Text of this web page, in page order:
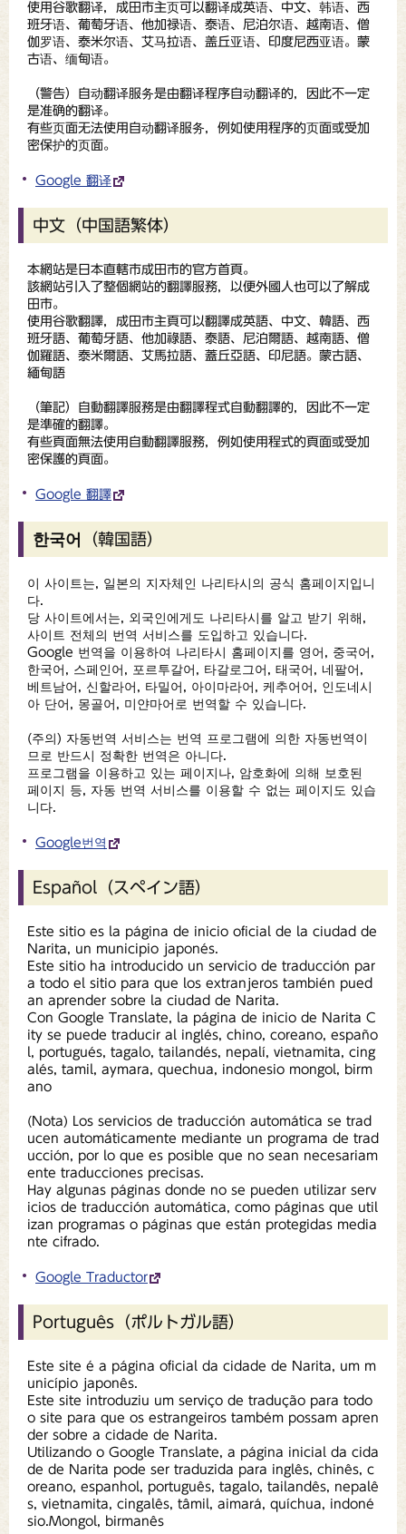
使用谷歌翻译，成田市主页可以翻译成英语、中文、韩语、西
班牙语、葡萄牙语、他加禄语、泰语、尼泊尔语、越南语、僧
伽罗语、泰米尔语、艾马拉语、盖丘亚语、印度尼西亚语。蒙
古语、缅甸语。
（警告）自动翻译服务是由翻译程序自动翻译的，因此不一定
是准确的翻译。
有些页面无法使用自动翻译服务，例如使用程序的页面或受加
密保护的页面。
Google 翻译
中文（中国語繁体）
本網站是日本直轄市成田市的官方首頁。
該網站引入了整個網站的翻譯服務，以便外國人也可以了解成
田市。
使用谷歌翻譯，成田市主頁可以翻譯成英語、中文、韓語、西
班牙語、葡萄牙語、他加祿語、泰語、尼泊爾語、越南語、僧
伽羅語、泰米爾語、艾馬拉語、蓋丘亞語、印尼語。蒙古語、
緬甸語
（筆記）自動翻譯服務是由翻譯程式自動翻譯的，因此不一定
是準確的翻譯。
有些頁面無法使用自動翻譯服務，例如使用程式的頁面或受加
密保護的頁面。
Google 翻譯
한국어（韓国語）
이 사이트는, 일본의 지자체인 나리타시의 공식 홈페이지입니
다.
당 사이트에서는, 외국인에게도 나리타시를 알고 받기 위해,
사이트 전체의 번역 서비스를 도입하고 있습니다.
Google 번역을 이용하여 나리타시 홈페이지를 영어, 중국어,
한국어, 스페인어, 포르투갈어, 타갈로그어, 태국어, 네팔어,
베트남어, 신할라어, 타밀어, 아이마라어, 케추어어, 인도네시
아 단어, 몽골어, 미얀마어로 번역할 수 있습니다.
(주의) 자동번역 서비스는 번역 프로그램에 의한 자동번역이
므로 반드시 정확한 번역은 아니다.
프로그램을 이용하고 있는 페이지나, 암호화에 의해 보호된
페이지 등, 자동 번역 서비스를 이용할 수 없는 페이지도 있습
니다.
Google번역
Español（スペイン語）
Este sitio es la página de inicio oficial de la ciudad de
Narita, un municipio japonés.
Este sitio ha introducido un servicio de traducción par
a todo el sitio para que los extranjeros también pued
an aprender sobre la ciudad de Narita.
Con Google Translate, la página de inicio de Narita C
ity se puede traducir al inglés, chino, coreano, españo
l, portugués, tagalo, tailandés, nepalí, vietnamita, cing
alés, tamil, aymara, quechua, indonesio mongol, birm
ano
(Nota) Los servicios de traducción automática se trad
ucen automáticamente mediante un programa de trad
ucción, por lo que es posible que no sean necesariam
ente traducciones precisas.
Hay algunas páginas donde no se pueden utilizar serv
icios de traducción automática, como páginas que util
izan programas o páginas que están protegidas media
nte cifrado.
Google Traductor
Português（ポルトガル語）
Este site é a página oficial da cidade de Narita, um m
unicípio japonês.
Este site introduziu um serviço de tradução para todo
o site para que os estrangeiros também possam apren
der sobre a cidade de Narita.
Utilizando o Google Translate, a página inicial da cida
de de Narita pode ser traduzida para inglês, chinês, c
oreano, espanhol, português, tagalo, tailandês, nepalê
s, vietnamita, cingalês, tâmil, aimará, quíchua, indoné
sio.Mongol, birmanês